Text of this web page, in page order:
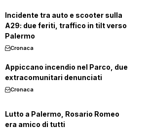
Incidente tra auto e scooter sulla
A29: due feriti, traffico in tilt verso
Palermo
Cronaca
Appiccano incendio nel Parco, due
extracomunitari denunciati
Cronaca
Lutto a Palermo, Rosario Romeo
era amico di tutti